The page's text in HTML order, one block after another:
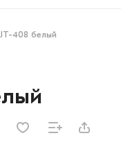
408 белый